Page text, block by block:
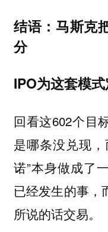
结语：马斯克
分
IPO为这套模
回看这602个目
是哪条没兑现
诺”本身做成了
已经发生的事，
所说的话交易。